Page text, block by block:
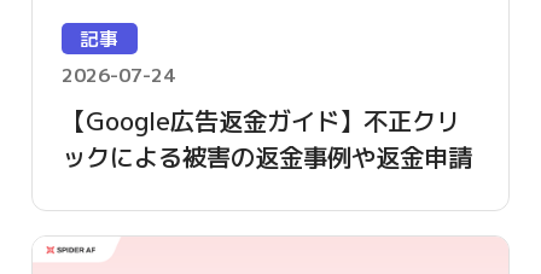
記事
2026-07-24
【Google広告返金ガイド】不正クリ
ックによる被害の返金事例や返金申請